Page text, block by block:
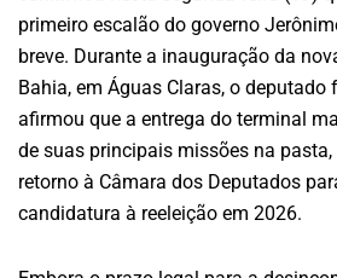
primeiro escalão do governo
breve. Durante a inauguração da
Bahia, em Águas Claras, o deputado
afirmou que a entrega do terminal
de suas principais missões na
retorno à Câmara dos Deputados
candidatura à reeleição em 2026.